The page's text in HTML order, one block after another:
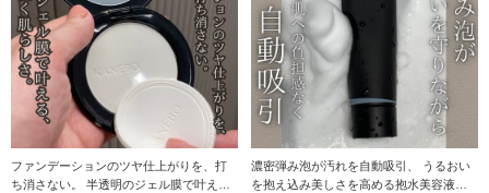
ファンデーションのツヤ仕上がりを、打
ち消さない。 半透明のジェル膜で叶え
濃密弾み泡が汚れを自動吸引、 うるおい
を抱え込み美しさを高める抱水美容液洗